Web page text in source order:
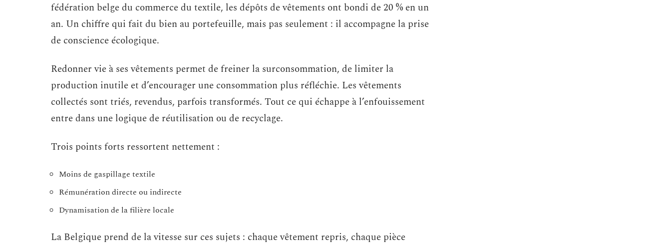
fédération belge du commerce du textile, les dépôts de vêtements ont bondi de 20 % en un
an. Un chiffre qui fait du bien au portefeuille, mais pas seulement : il accompagne la prise
de conscience écologique.
Redonner vie à ses vêtements permet de freiner la surconsommation, de limiter la
production inutile et d’encourager une consommation plus réfléchie. Les vêtements
collectés sont triés, revendus, parfois transformés. Tout ce qui échappe à l’enfouissement
entre dans une logique de réutilisation ou de recyclage.
Trois points forts ressortent nettement :
Moins de gaspillage textile
Rémunération directe ou indirecte
Dynamisation de la filière locale
La Belgique prend de la vitesse sur ces sujets : chaque vêtement repris, chaque pièce